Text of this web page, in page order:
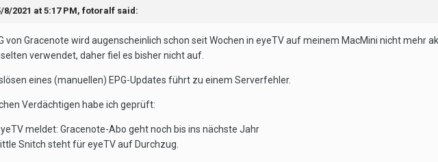
8/2021 at 5:17 PM, fotoralf said:
von Gracenote wird augenscheinlich schon seit Wochen in eyeTV auf meinem MacMini nicht mehr
selten verwendet, daher fiel es bisher nicht auf.
eines (manuellen) EPG-Updates führt zu einem Serverfehler.
Verdächtigen habe ich geprüft:
meldet: Gracenote-Abo geht noch bis ins nächste Jahr
Little Snitch steht für eyeTV auf Durchzug.